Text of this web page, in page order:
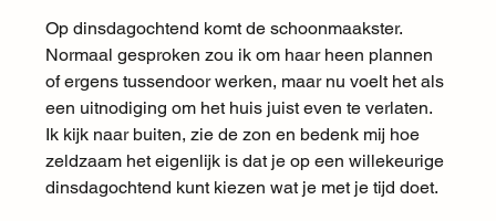
Op dinsdagochtend komt de schoonmaakster.
Normaal gesproken zou ik om haar heen plannen
of ergens tussendoor werken, maar nu voelt het als
een uitnodiging om het huis juist even te verlaten.
Ik kijk naar buiten, zie de zon en bedenk mij hoe
zeldzaam het eigenlijk is dat je op een willekeurige
dinsdagochtend kunt kiezen wat je met je tijd doet.